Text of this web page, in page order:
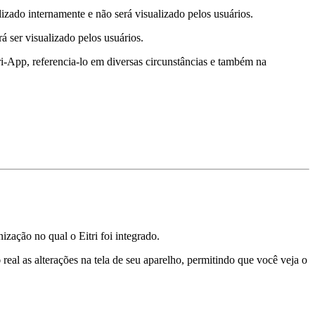
internamente e não será visualizado pelos usuários.
ser visualizado pelos usuários.
referencia-lo em diversas circunstâncias e também na
no qual o Eitri foi integrado.
as alterações na tela de seu aparelho, permitindo que você veja o